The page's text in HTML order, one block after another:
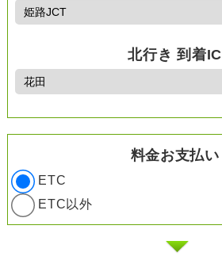
北行き 到着IC
料金お支払い
ETC
ETC以外